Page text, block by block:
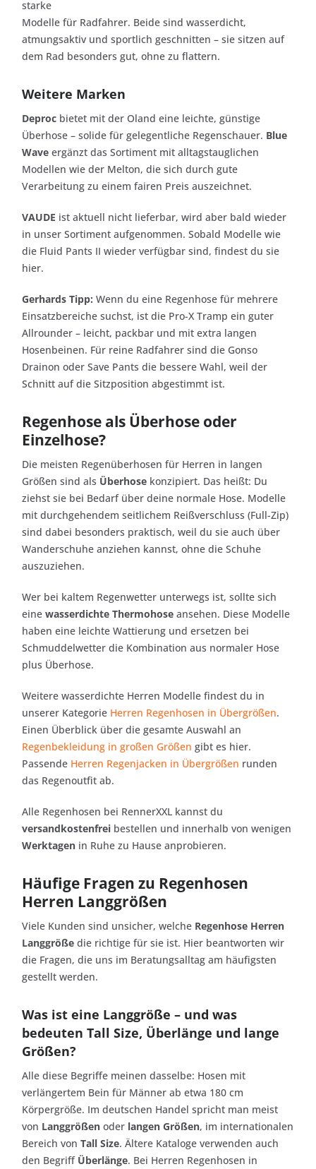
starke
Modelle für Radfahrer. Beide sind wasserdicht,
atmungsaktiv und sportlich geschnitten – sie sitzen auf
dem Rad besonders gut, ohne zu flattern.
Weitere Marken
Deproc bietet mit der Oland eine leichte, günstige
Überhose – solide für gelegentliche Regenschauer. Blue
Wave ergänzt das Sortiment mit alltagstauglichen
Modellen wie der Melton, die sich durch gute
Verarbeitung zu einem fairen Preis auszeichnet.
VAUDE ist aktuell nicht lieferbar, wird aber bald wieder
in unser Sortiment aufgenommen. Sobald Modelle wie
die Fluid Pants II wieder verfügbar sind, findest du sie
hier.
Gerhards Tipp: Wenn du eine Regenhose für mehrere
Einsatzbereiche suchst, ist die Pro-X Tramp ein guter
Allrounder – leicht, packbar und mit extra langen
Hosenbeinen. Für reine Radfahrer sind die Gonso
Drainon oder Save Pants die bessere Wahl, weil der
Schnitt auf die Sitzposition abgestimmt ist.
Regenhose als Überhose oder
Einzelhose?
Die meisten Regenüberhosen für Herren in langen
Größen sind als Überhose konzipiert. Das heißt: Du
ziehst sie bei Bedarf über deine normale Hose. Modelle
mit durchgehendem seitlichem Reißverschluss (Full-Zip)
sind dabei besonders praktisch, weil du sie auch über
Wanderschuhe anziehen kannst, ohne die Schuhe
auszuziehen.
Wer bei kaltem Regenwetter unterwegs ist, sollte sich
eine wasserdichte Thermohose ansehen. Diese Modelle
haben eine leichte Wattierung und ersetzen bei
Schmuddelwetter die Kombination aus normaler Hose
plus Überhose.
Weitere wasserdichte Herren Modelle findest du in
unserer Kategorie Herren Regenhosen in Übergrößen.
Einen Überblick über die gesamte Auswahl an
Regenbekleidung in großen Größen gibt es hier.
Passende Herren Regenjacken in Übergrößen runden
das Regenoutfit ab.
Alle Regenhosen bei RennerXXL kannst du
versandkostenfrei bestellen und innerhalb von wenigen
Werktagen in Ruhe zu Hause anprobieren.
Häufige Fragen zu Regenhosen
Herren Langgrößen
Viele Kunden sind unsicher, welche Regenhose Herren
Langgröße die richtige für sie ist. Hier beantworten wir
die Fragen, die uns im Beratungsalltag am häufigsten
gestellt werden.
Was ist eine Langgröße – und was
bedeuten Tall Size, Überlänge und lange
Größen?
Alle diese Begriffe meinen dasselbe: Hosen mit
verlängertem Bein für Männer ab etwa 180 cm
Körpergröße. Im deutschen Handel spricht man meist
von Langgrößen oder langen Größen, im internationalen
Bereich von Tall Size. Ältere Kataloge verwenden auch
den Begriff Überlänge. Bei Herren Regenhosen in